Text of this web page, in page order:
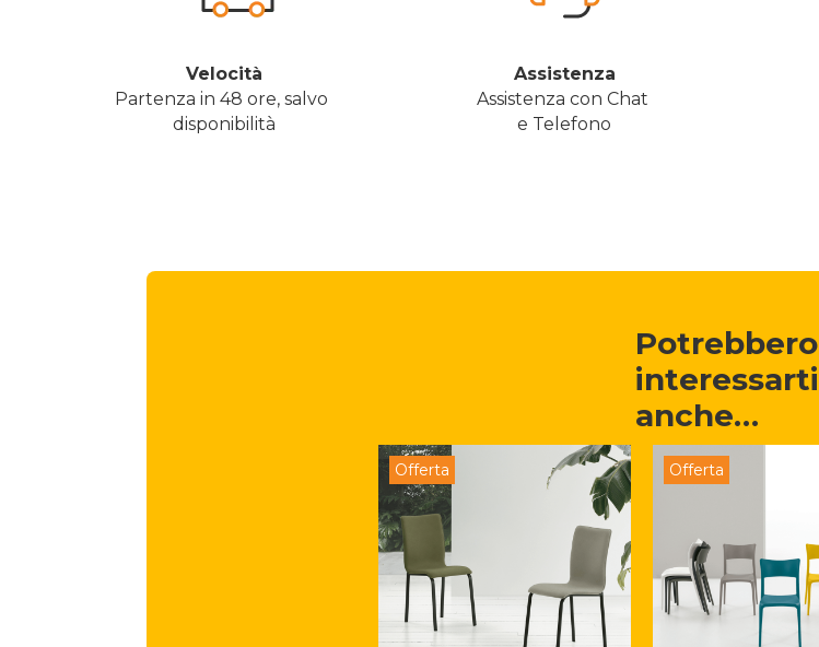
Velocità
Partenza in 48 ore, salvo
disponibilità
Assistenza
Assistenza con Chat
e Telefono
Potrebbero
interessarti
anche…
Offerta Offerta